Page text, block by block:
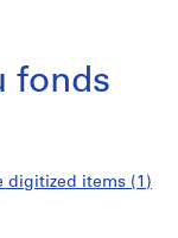
fonds
digitized items (1)